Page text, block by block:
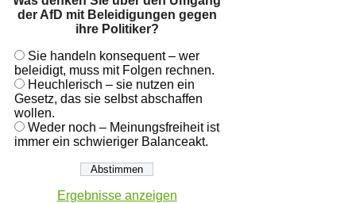
der AfD mit Beleidigungen gegen
ihre Politiker?
Sie handeln konsequent – wer
beleidigt, muss mit Folgen rechnen.
Heuchlerisch – sie nutzen ein
Gesetz, das sie selbst abschaffen
wollen.
Weder noch – Meinungsfreiheit ist
immer ein schwieriger Balanceakt.
Ergebnisse anzeigen